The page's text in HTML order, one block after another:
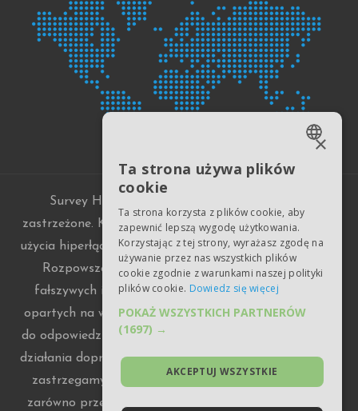
Survey Harbor © 2015-2026. Wszelkie prawa
zastrzeżone. Kopiowanie jakichkolwiek materiałów bez
użycia hiperłącza do surveyharbor.com jest zabronione.
Rozpowszechnianie nieprawdziwych danych lub
fałszywych informacji związanych z Portalem i nie
opartych na wiarygodnych dowodach może prowadzić
do odpowiedzialności cywilnej. W przypadku, gdy takie
działania doprowadzą do utraty reputacji i/lub zysków,
zastrzegamy sobie prawo do wniesienia oskarżenia
zarówno przeciwko osobie rozpowszechniającej takie
ENGLISH
RUSSIAN
UKRAINIAN
GERMAN
POLISH
×
Ta strona używa plików
cookie
Ta strona korzysta z plików cookie, aby
zapewnić lepszą wygodę użytkowania.
Korzystając z tej strony, wyrażasz zgodę na
używanie przez nas wszystkich plików
cookie zgodnie z warunkami naszej polityki
plików cookie. Dowiedz się więcej
POKAŻ WSZYSTKICH PARTNERÓW
(1697) →
AKCEPTUJ WSZYSTKIE